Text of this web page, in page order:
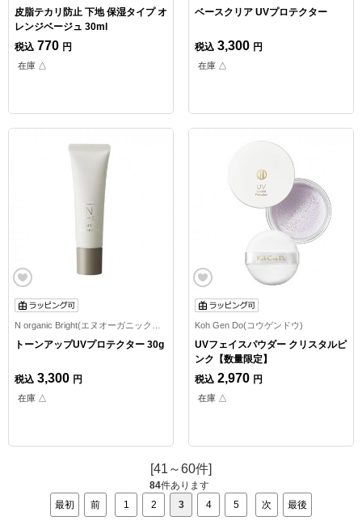
皮脂テカリ防止 下地 保湿タイプ オ
レンジベージュ 30ml
税込 770 円
在庫 △
ベースクリア UVプロテクター
税込 3,300 円
在庫 △
トーンアップUVプロテクター 30g
税込 3,300 円
在庫 △
Koh Gen Do(コウゲンドウ)
UVフェイスパウダー クリスタルピ
ンク【数量限定】
税込 2,970 円
在庫 △
[41～60件]
84件あります
最初
前 1 2 3 4 5 次 最後